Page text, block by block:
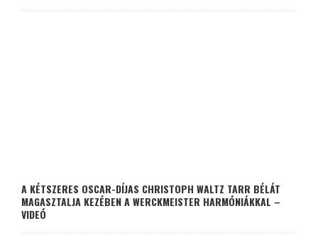
A KÉTSZERES OSCAR-DÍJAS CHRISTOPH WALTZ TARR BÉLÁT
MAGASZTALJA KEZÉBEN A WERCKMEISTER HARMÓNIÁKKAL –
VIDEÓ